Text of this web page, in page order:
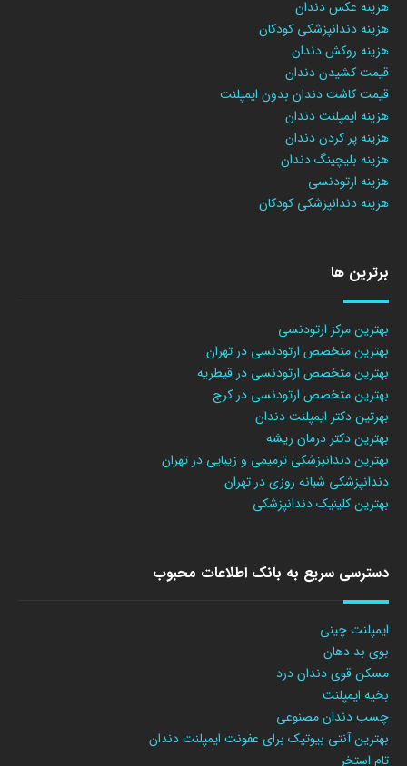
هزینه عکس دندان
هزینه دندانپزشکی کودکان
هزینه روکش دندان
قیمت کشیدن دندان
قیمت کاشت دندان بدون ایمپلنت
هزینه ایمپلنت دندان
هزینه پر کردن دندان
هزینه بلیچینگ دندان
هزینه ارتودنسی
هزینه دندانپزشکی کودکان
برترین ها
بهترین مرکز ارتودنسی
بهترین متخصص ارتودنسی در تهران
بهترین متخصص ارتودنسی در قیطریه
بهترین متخصص ارتودنسی در کرج
بهرتین دکتر ایمپلنت دندان
بهترین دکتر درمان ریشه
بهترین دندانپزشکی ترمیمی و زیبایی در تهران
دندانپزشکی شبانه روزی در تهران
بهترین کلینیک دندانپزشکی
دسترسی سریع به بانک اطلاعات محبوب
ایمپلنت چینی
بوی بد دهان
مسکن قوی دندان درد
بخیه ایمپلنت
چسب دندان مصنوعی
بهترین آنتی بیوتیک برای عفونت ایمپلنت دندان
تام استخر